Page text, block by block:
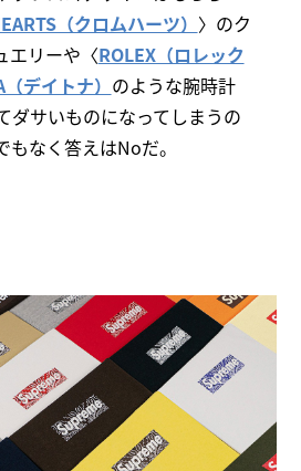
（クロムハーツ） 〉のク
エリーや〈ROLEX（ロレック
デイトナ） のような腕時計
ダサいものになってしまうの
なく答えはNoだ。